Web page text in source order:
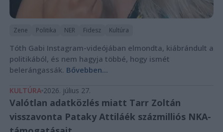
Zene Politika NER Fidesz Kultúra
Tóth Gabi Instagram-videójában elmondta, kiábrándult a
politikából, és nem hagyja többé, hogy ismét
belerángassák. Bővebben...
KULTÚRA 2026. július 27.
Valótlan adatközlés miatt Tarr Zoltán
visszavonta Pataky Attiláék százmilliós NKA-